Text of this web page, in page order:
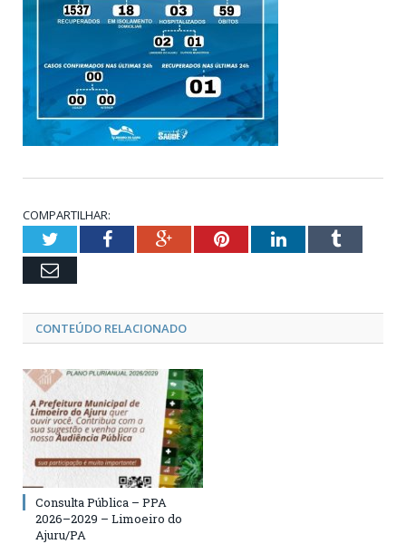
COMPARTILHAR:
TwitterFacebookGoogle+PinterestLinkedInTumblr
Email
CONTEÚDO RELACIONADO
Consulta Pública – PPA
2026–2029 – Limoeiro do
Ajuru/PA